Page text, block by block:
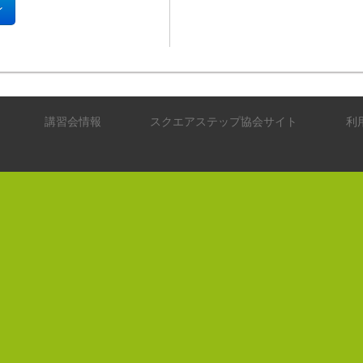
講習会情報 スクエアステップ協会サイト 利